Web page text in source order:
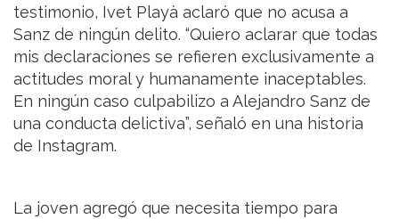
testimonio, Ivet Playà aclaró que no acusa a
Sanz de ningún delito. “Quiero aclarar que todas
mis declaraciones se refieren exclusivamente a
actitudes moral y humanamente inaceptables.
En ningún caso culpabilizo a Alejandro Sanz de
una conducta delictiva”, señaló en una historia
de Instagram.
La joven agregó que necesita tiempo para